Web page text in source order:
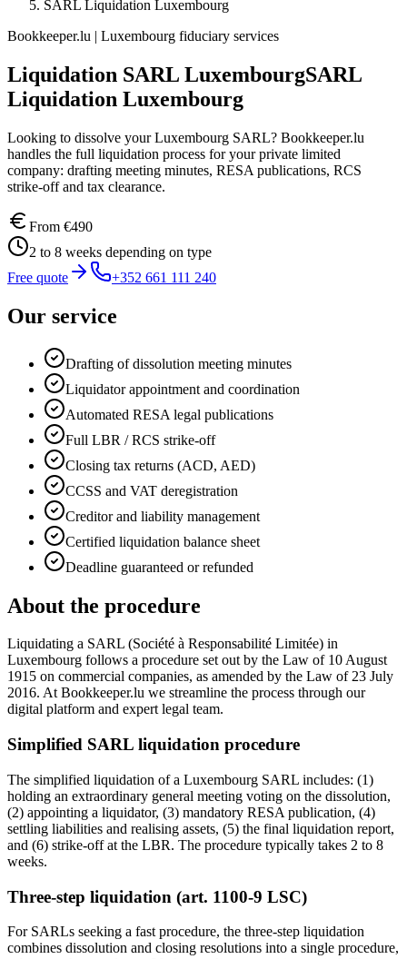
SARL Liquidation Luxembourg
Bookkeeper.lu | Luxembourg fiduciary services
Liquidation SARL LuxembourgSARL
Liquidation Luxembourg
Looking to dissolve your Luxembourg SARL? Bookkeeper.lu
handles the full liquidation process for your private limited
company: drafting meeting minutes, RESA publications, RCS
strike-off and tax clearance.
From €490
2 to 8 weeks depending on type
Free quote
+352 661 111 240
Our service
Drafting of dissolution meeting minutes
Liquidator appointment and coordination
Automated RESA legal publications
Full LBR / RCS strike-off
Closing tax returns (ACD, AED)
CCSS and VAT deregistration
Creditor and liability management
Certified liquidation balance sheet
Deadline guaranteed or refunded
About the procedure
Liquidating a SARL (Société à Responsabilité Limitée) in
Luxembourg follows a procedure set out by the Law of 10 August
1915 on commercial companies, as amended by the Law of 23 July
2016. At Bookkeeper.lu we streamline the process through our
digital platform and expert legal team.
Simplified SARL liquidation procedure
The simplified liquidation of a Luxembourg SARL includes: (1)
holding an extraordinary general meeting voting on the dissolution,
(2) appointing a liquidator, (3) mandatory RESA publication, (4)
settling liabilities and realising assets, (5) the final liquidation report,
and (6) strike-off at the LBR. The procedure typically takes 2 to 8
weeks.
Three-step liquidation (art. 1100-9 LSC)
For SARLs seeking a fast procedure, the three-step liquidation
combines dissolution and closing resolutions into a single procedure,